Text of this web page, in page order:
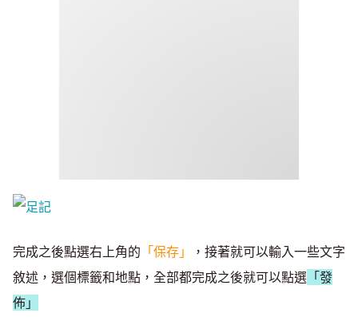
完成之後點選右上角的 「保存」
，接著就可以輸入一些文字
敘述，選個標籤和地點，全部都完成之後就可以點選 「發
佈」